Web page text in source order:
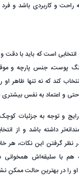
راحت و کاربردی باشد و
انتخابی است که باید با
پوست، جنس پارچه و
کند که نه تنها ظاهر
و اعتماد به نفس بیشتری
رایج و توجه به جزئیات
داشته باشد و از
نظر گرفتن این نکات، هر
هم با سلیقه‌اش
را در بهترین حالت ممکن